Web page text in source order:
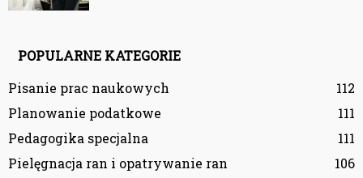
POPULARNE KATEGORIE
Pisanie prac naukowych
112
Planowanie podatkowe
111
Pedagogika specjalna
111
Pielęgnacja ran i opatrywanie ran
106